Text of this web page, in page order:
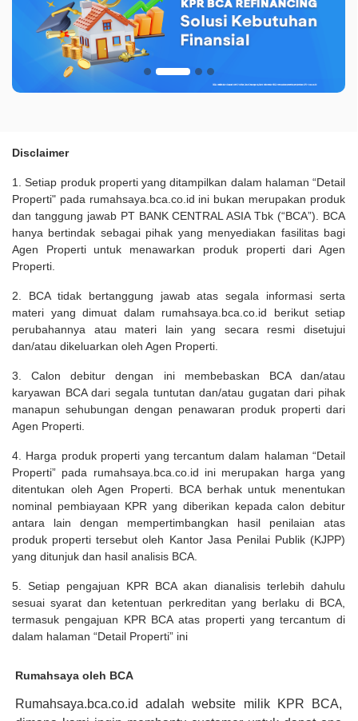
Disclaimer
1. Setiap produk properti yang ditampilkan dalam halaman “Detail
Properti" pada rumahsaya.bca.co.id ini bukan merupakan produk
dan tanggung jawab PT BANK CENTRAL ASIA Tbk (“BCA”). BCA
hanya bertindak sebagai pihak yang menyediakan fasilitas bagi
Agen Properti untuk menawarkan produk properti dari Agen
Properti.
2. BCA tidak bertanggung jawab atas segala informasi serta
materi yang dimuat dalam rumahsaya.bca.co.id berikut setiap
perubahannya atau materi lain yang secara resmi disetujui
dan/atau dikeluarkan oleh Agen Properti.
3. Calon debitur dengan ini membebaskan BCA dan/atau
karyawan BCA dari segala tuntutan dan/atau gugatan dari pihak
manapun sehubungan dengan penawaran produk properti dari
Agen Properti.
4. Harga produk properti yang tercantum dalam halaman “Detail
Properti” pada rumahsaya.bca.co.id ini merupakan harga yang
ditentukan oleh Agen Properti. BCA berhak untuk menentukan
nominal pembiayaan KPR yang diberikan kepada calon debitur
antara lain dengan mempertimbangkan hasil penilaian atas
produk properti tersebut oleh Kantor Jasa Penilai Publik (KJPP)
yang ditunjuk dan hasil analisis BCA.
5. Setiap pengajuan KPR BCA akan dianalisis terlebih dahulu
sesuai syarat dan ketentuan perkreditan yang berlaku di BCA,
termasuk pengajuan KPR BCA atas properti yang tercantum di
dalam halaman “Detail Properti” ini
Rumahsaya oleh BCA
Rumahsaya.bca.co.id adalah website milik KPR BCA,